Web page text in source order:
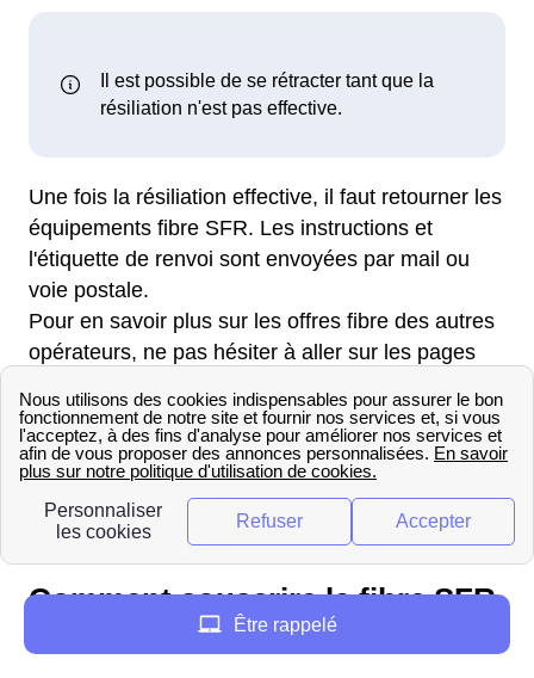
Une fois la résiliation effective, il faut retourner les
équipements fibre SFR. Les instructions et
l'étiquette de renvoi sont envoyées par mail ou
voie postale.
Pour en savoir plus sur les offres fibre des autres
opérateurs, ne pas hésiter à aller sur les pages
Voisins-Le-Bretonneux - Bouygues
Voisins-Le-Bretonneux - Free
Voisins-Le-Bretonneux - Orange
Voisins-Le-Bretonneux - Elligibilite
Comment souscrire la fibre SFR
à Voisins-Le-Bretonneux ?
Être rappelé